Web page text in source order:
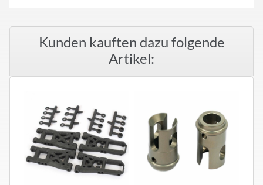
Kunden kauften dazu folgende
Artikel: